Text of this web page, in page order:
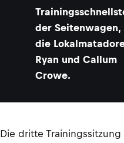
der Seitenwagen,
die
Ryan und Callum
Crowe.
Die dritte